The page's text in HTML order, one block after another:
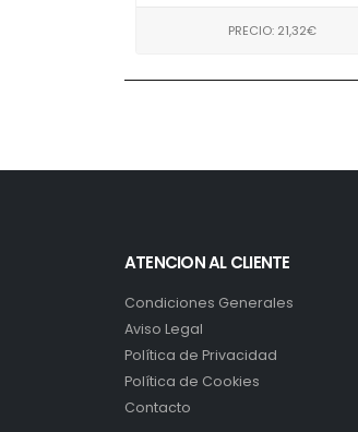
PRECIO: 21,32€
ATENCION AL CLIENTE
Condiciones Generales
Aviso Legal
Política de Privacidad
Política de Cookies
Contacto